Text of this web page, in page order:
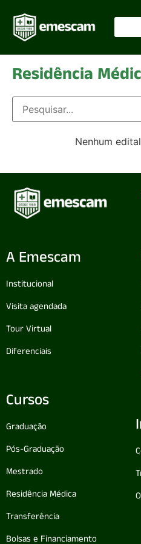
Residência
Nenhum
A Emescam
Institucional
Visita agendada
Tour Virtual
Diferenciais
Cursos
Graduação
Pós-Graduação
Mestrado
Residência Médica
Transferência
Bolsas e Financiamento